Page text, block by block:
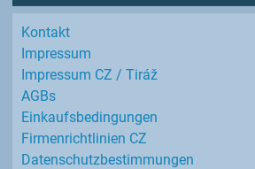
Kontakt
Impressum
Impressum CZ / Tiráž
AGBs
Einkaufs­bedingungen
Firmenrichtlinien CZ
Datenschutz­bestimmungen